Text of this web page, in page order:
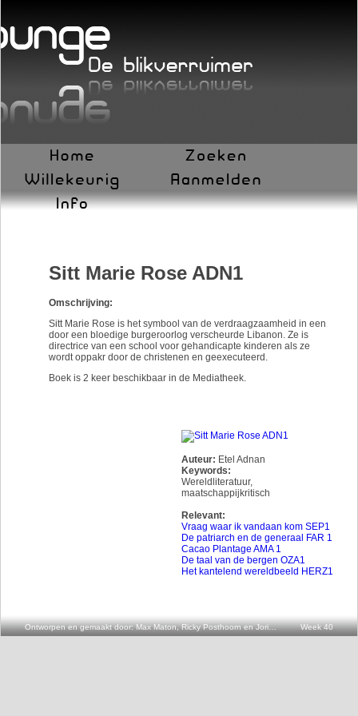
Sitt Marie Rose ADN1
Omschrijving:
Sitt Marie Rose is het symbool van de verdraagzaamheid in een
door een bloedige burgeroorlog verscheurde Libanon. Ze is
directrice van een school voor gehandicapte kinderen als ze
wordt oppakr door de christenen en geexecuteerd.
Boek is 2 keer beschikbaar in de Mediatheek.
Auteur: Etel Adnan
Keywords:
Wereldliteratuur,
maatschappijkritisch
Relevant:
Vraag waar ik vandaan kom SEP1
De patriarch en de generaal FAR 1
Cacao Plantage AMA 1
De taal van de bergen OZA1
Het kantelend wereldbeeld HERZ1
Ontworpen en gemaakt door: Max Maton, Ricky Posthoorn en Joris v.d. Oever Week 40